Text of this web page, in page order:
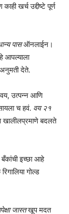
खर्च उद्दीष्टे पूर्ण
पासऑनलाईन।
आपल्याला
देते.
उत्पन्न आणि
च हवं. वय २१
खालीलप्रमाणे बदलते
इच्छा आहे
गोल्ड
जास्तखूप मदत